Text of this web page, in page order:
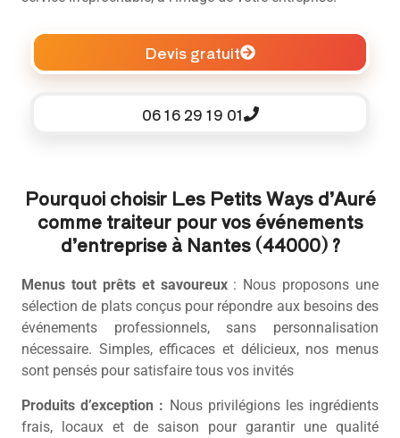
Devis gratuit
06 16 29 19 01
Pourquoi choisir Les Petits Ways d’Auré
comme traiteur pour vos événements
d’entreprise à Nantes (44000) ?
Menus tout prêts et savoureux: Nous proposons une
sélection de plats conçus pour répondre aux besoins des
événements professionnels, sans personnalisation
nécessaire. Simples, efficaces et délicieux, nos menus
sont pensés pour satisfaire tous vos invités
Produits d’exception : Nous privilégions les ingrédients
frais, locaux et de saison pour garantir une qualité